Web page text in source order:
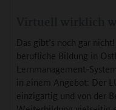
Das gibt’s noch gar
berufliche Bildung in
Lernmanagement-
in einem Angebot: Der
einzigartig und von der